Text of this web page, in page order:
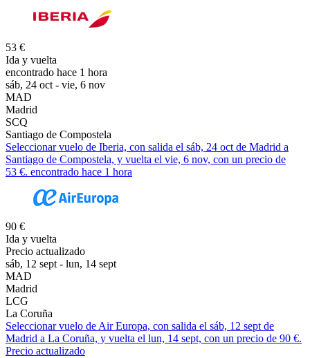
53 €
Ida y vuelta
encontrado hace 1 hora
sáb, 24 oct - vie, 6 nov
MAD
Madrid
SCQ
Santiago de Compostela
Seleccionar vuelo de Iberia, con salida el sáb, 24 oct de Madrid a
Santiago de Compostela, y vuelta el vie, 6 nov, con un precio de
53 €. encontrado hace 1 hora
90 €
Ida y vuelta
Precio actualizado
sáb, 12 sept - lun, 14 sept
MAD
Madrid
LCG
La Coruña
Seleccionar vuelo de Air Europa, con salida el sáb, 12 sept de
Madrid a La Coruña, y vuelta el lun, 14 sept, con un precio de 90 €.
Precio actualizado